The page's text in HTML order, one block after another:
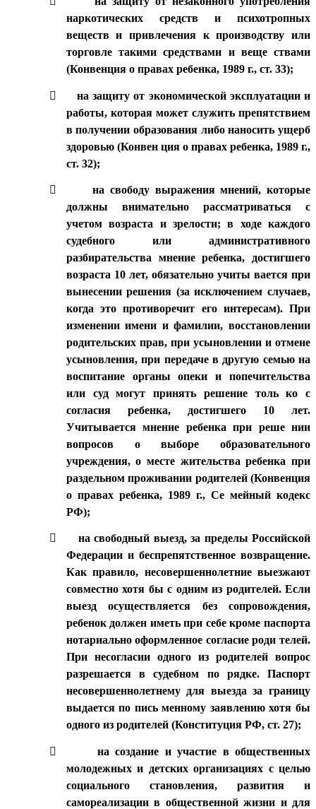
наркотических средств и психотропных
веществ и привлечения к производству или
торговле такими средствами и веще ствами
(Конвенция о правах ребенка, 1989 г., ст. 33);

на защиту от экономической эксплуатации и
работы, которая может служить препятствием
в получении образования либо наносить ущерб
здоровью (Конвен ция о правах ребенка, 1989 г.,
ст. 32);

на свободу выражения мнений, которые
должны внимательно рассматриваться с
учетом возраста и зрелости; в ходе каждого
судебного или административного
разбирательства мнение ребенка, достигшего
возраста 10 лет, обязательно учиты вается при
вынесении решения (за исключением случаев,
когда это противоречит его интересам). При
изменении имени и фамилии, восстановлении
родительских прав, при усыновлении и отмене
усыновления, при передаче в другую семью на
воспитание органы опеки и попечительства
или суд могут принять решение толь ко с
согласия ребенка, достигшего 10 лет.
Учитывается мнение ребенка при реше нии
вопросов о выборе образовательного
учреждения, о месте жительства ребенка при
раздельном проживании родителей (Конвенция
о правах ребенка, 1989 г., Се мейный кодекс
РФ);

на свободный выезд, за пределы Российской
Федерации и беспрепятственное возвращение.
Как правило, несовершеннолетние выезжают
совместно хотя бы с одним из родителей. Если
выезд осуществляется без сопровождения,
ребенок должен иметь при себе кроме паспорта
нотариально оформленное согласие роди телей.
При несогласии одного из родителей вопрос
разрешается в судебном по рядке. Паспорт
несовершеннолетнему для выезда за границу
выдается по пись менному заявлению хотя бы
одного из родителей (Конституция РФ, ст. 27);

на создание и участие в общественных
молодежных и детских организациях с целью
социального становления, развития и
самореализации в общественной жизни и для